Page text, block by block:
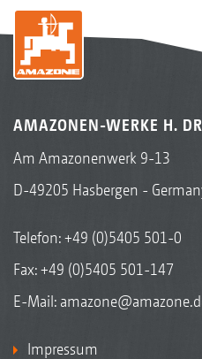
AMAZONEN-WERKE H.
Am Amazonenwerk 9-13
D-49205 Hasbergen -
Telefon:+49 (0)5405 501-0
Fax: +49 (0)5405 501-147
E-Mail:
Impressum